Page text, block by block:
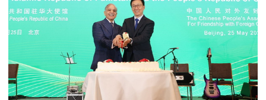
任驻几
内亚大
使馆信
息
使馆领
导及部